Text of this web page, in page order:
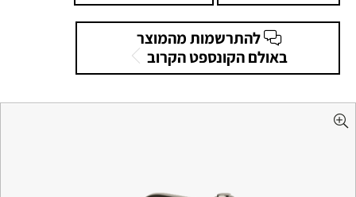
להתרשמות מהמוצר
באולם הקונספט הקרוב